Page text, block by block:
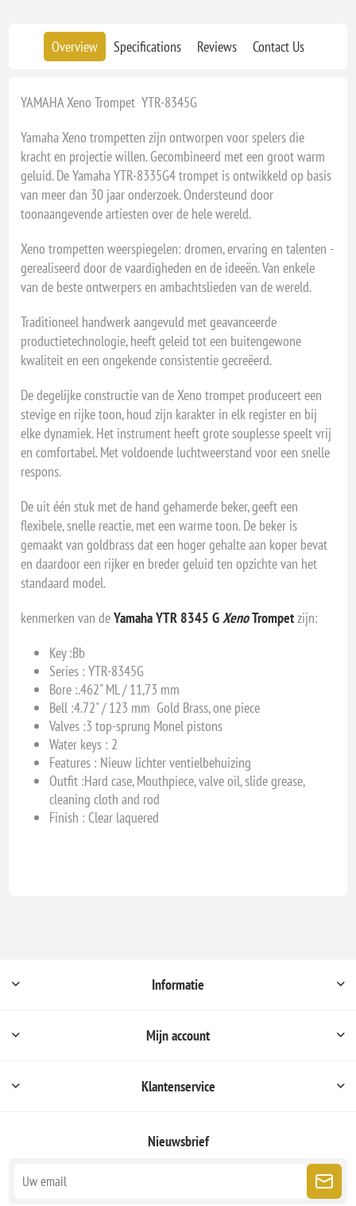
Overview Specifications Reviews Contact Us
YAMAHA Xeno Trompet YTR-8345G
Yamaha Xeno trompetten zijn ontworpen voor spelers die
kracht en projectie willen. Gecombineerd met een groot warm
geluid. De Yamaha YTR-8335G4 trompet is ontwikkeld op basis
van meer dan 30 jaar onderzoek. Ondersteund door
toonaangevende artiesten over de hele wereld.
Xeno trompetten weerspiegelen: dromen, ervaring en talenten -
gerealiseerd door de vaardigheden en de ideeën. Van enkele
van de beste ontwerpers en ambachtslieden van de wereld.
Traditioneel handwerk aangevuld met geavanceerde
productietechnologie, heeft geleid tot een buitengewone
kwaliteit en een ongekende consistentie gecreëerd.
De degelijke constructie van de Xeno trompet produceert een
stevige en rijke toon, houd zijn karakter in elk register en bij
elke dynamiek. Het instrument heeft grote souplesse speelt vrij
en comfortabel. Met voldoende luchtweerstand voor een snelle
respons.
De uit één stuk met de hand gehamerde beker, geeft een
flexibele, snelle reactie, met een warme toon. De beker is
gemaakt van goldbrass dat een hoger gehalte aan koper bevat
en daardoor een rijker en breder geluid ten opzichte van het
standaard model.
kenmerken van deYamahaYTR 8345 GXenoTrompetzijn:
Key :Bb
Series : YTR-8345G
Bore :.462" ML / 11,73 mm
Bell :4.72" / 123 mm Gold Brass, one piece
Valves :3 top-sprung Monel pistons
Water keys : 2
Features : Nieuw lichter ventielbehuizing
Outfit :Hard case, Mouthpiece, valve oil, slide grease,
cleaning cloth and rod
Finish : Clear laquered
Informatie
Mijn account
Klantenservice
Nieuwsbrief